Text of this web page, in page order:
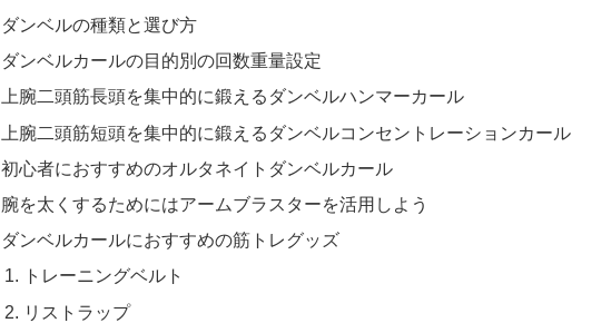
ダンベルの種類と選び方
ダンベルカールの目的別の回数重量設定
上腕二頭筋長頭を集中的に鍛えるダンベルハンマーカール
上腕二頭筋短頭を集中的に鍛えるダンベルコンセントレーションカール
初心者におすすめのオルタネイトダンベルカール
腕を太くするためにはアームブラスターを活用しよう
ダンベルカールにおすすめの筋トレグッズ
トレーニングベルト
リストラップ